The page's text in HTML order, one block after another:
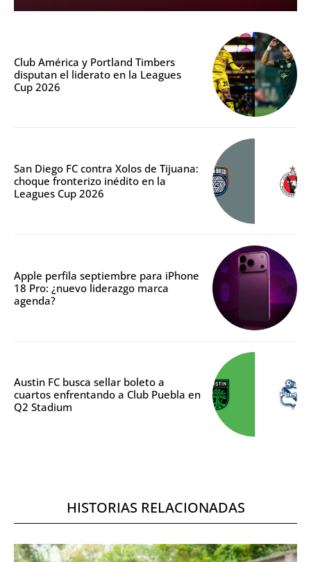
Club América y Portland Timbers
disputan el liderato en la Leagues
Cup 2026
San Diego FC contra Xolos de Tijuana:
choque fronterizo inédito en la
Leagues Cup 2026
Apple perfila septiembre para iPhone
18 Pro: ¿nuevo liderazgo marca
agenda?
Austin FC busca sellar boleto a
cuartos enfrentando a Club Puebla en
Q2 Stadium
HISTORIAS RELACIONADAS